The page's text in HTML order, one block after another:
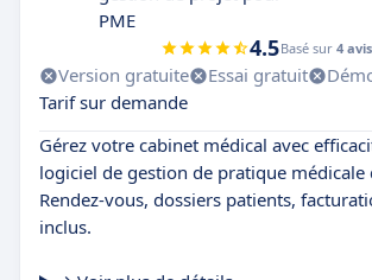
PME
4.5Basé sur 4 avis
Version gratuite Essai gratuit
Tarif sur demande
Gérez votre cabinet médical avec
logiciel de gestion de pratique médicale
Rendez-vous, dossiers patients,
inclus.